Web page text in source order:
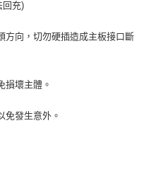
回充)
方向，切勿硬插造成主板接口斷
損壞主體。
免發生意外。